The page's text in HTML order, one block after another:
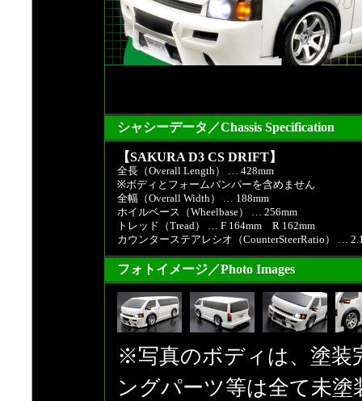
シャシーデータ／Chassis Specification
【SAKURA D3 CS DRIFT】
全長（Overall Length） … 428mm
※ボディとフォームバンパーを含めません
全幅（Overall Width） … 188mm
ホイルベース（Wheelbase） … 256mm
トレッド（Tread） … F 164mm R 162mm
カウンターステアレシオ（CounterSteerRatio） …
フォトイメージ／Photo Images
※写真のボディは、塗装
ングパーツ等は全て未塗